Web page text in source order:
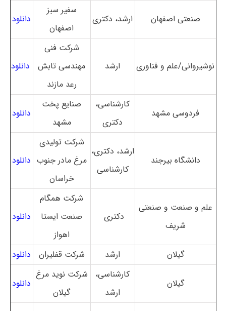
صنعتی اصفهان ارشد، دکتری
سفیر سبز
اصفهان
دانلود
نوشیروانی/علم و فناوری ارشد
شرکت فنی
مهندسی تابش
رعد مازند
فردوسی مشهد
کارشناسی،
دکتری
صنایع پخت
مشهد
دانلود
دانشگاه بیرجند
ارشد، دکتری،
کارشناسی
شرکت تولیدی
مرغ مادر جنوب
خراسان
دانلود
علم و صنعت و صنعتی
شریف
دکتری
شرکت همگام
صنعت ایستا
اهواز
دانلود
گیلان ارشد شرکت قفلیران دانلود
گیلان
کارشناسی،
ارشد
شرکت نوید مرغ
گیلان
دانلود